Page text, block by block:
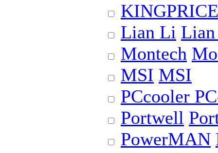
KINGPRICE
Lian Li
Montech
MSI MSI
PCcooler
Portwell
PowerMAN